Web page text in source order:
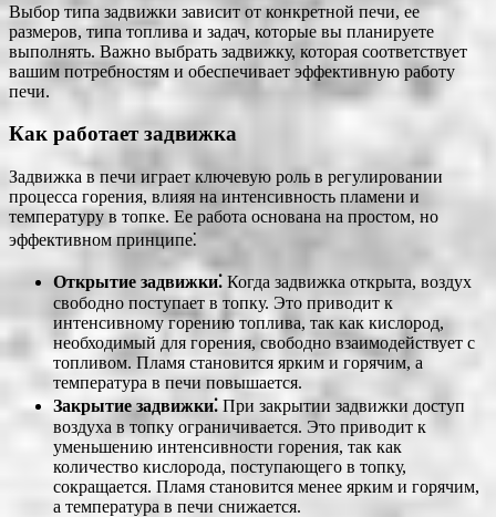
Выбор типа задвижки зависит от конкретной печи, ее
размеров, типа топлива и задач, которые вы планируете
выполнять. Важно выбрать задвижку, которая соответствует
вашим потребностям и обеспечивает эффективную работу
печи.
Как работает задвижка
Задвижка в печи играет ключевую роль в регулировании
процесса горения, влияя на интенсивность пламени и
температуру в топке. Ее работа основана на простом, но
эффективном принципе⁚
Открытие задвижки⁚ Когда задвижка открыта, воздух
свободно поступает в топку. Это приводит к
интенсивному горению топлива, так как кислород,
необходимый для горения, свободно взаимодействует с
топливом. Пламя становится ярким и горячим, а
температура в печи повышается.
Закрытие задвижки⁚ При закрытии задвижки доступ
воздуха в топку ограничивается. Это приводит к
уменьшению интенсивности горения, так как
количество кислорода, поступающего в топку,
сокращается. Пламя становится менее ярким и горячим,
а температура в печи снижается.